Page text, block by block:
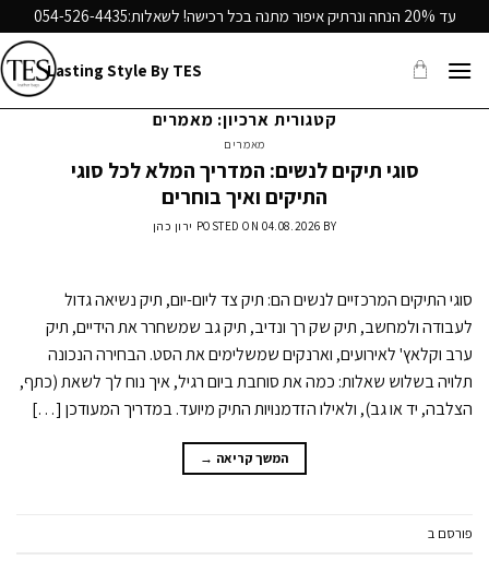
to
content
עד 20% הנחה ונרתיק איפור מתנה בכל רכישה! לשאלות: 054-526-4435
Lasting Style By TES
קטגורית ארכיון: מאמרים
מאמרים
סוגי תיקים לנשים: המדריך המלא לכל סוגי
התיקים ואיך בוחרים
POSTED ON04.08.2026 BY ירון כהן
סוגי התיקים המרכזיים לנשים הם: תיק צד ליום-יום, תיק נשיאה גדול
לעבודה ולמחשב, תיק שק רך ונדיב, תיק גב שמשחרר את הידיים, תיק
ערב וקלאץ' לאירועים, וארנקים שמשלימים את הסט. הבחירה הנכונה
תלויה בשלוש שאלות: כמה את סוחבת ביום רגיל, איך נוח לך לשאת (כתף,
הצלבה, יד או גב), ולאילו הזדמנויות התיק מיועד. במדריך המעודכן […]
המשך קריאה →
פורסם ב